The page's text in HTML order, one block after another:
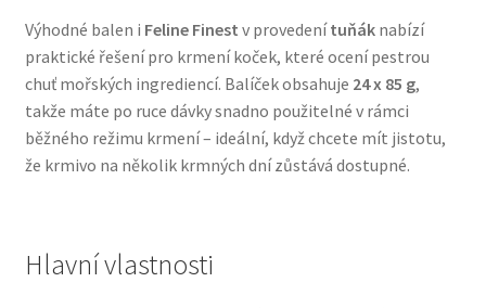
Boudy a výběhy
Bozita pro psy — Švédské krmivo s nordickou kvalitou
Brit pro psy
Natural Trainer pro psy — Italské krmivo s
Výhodné balen i Feline Finest v provedenítuňáknabízí
praktické řešení pro krmení koček, které ocení pestrou
chuť mořských ingrediencí. Balíček obsahuje 24 x 85 g,
takže máte po ruce dávky snadno použitelné v rámci
běžného režimu krmení – ideální, když chcete mít jistotu,
že krmivo na několik krmných dní zůstává dostupné.
Hlavní vlastnosti